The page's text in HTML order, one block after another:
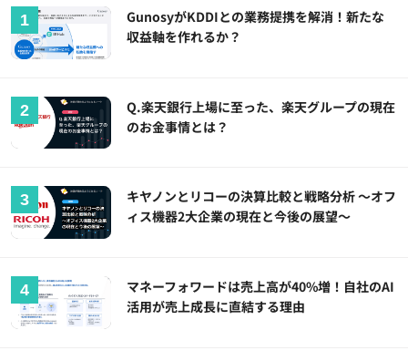
GunosyがKDDIとの業務提携を解消！新たな
収益軸を作れるか？
Q.楽天銀行上場に至った、楽天グループの現在
のお金事情とは？
キヤノンとリコーの決算比較と戦略分析 ～オフ
ィス機器2大企業の現在と今後の展望～
マネーフォワードは売上高が40%増！自社のAI
活用が売上成長に直結する理由